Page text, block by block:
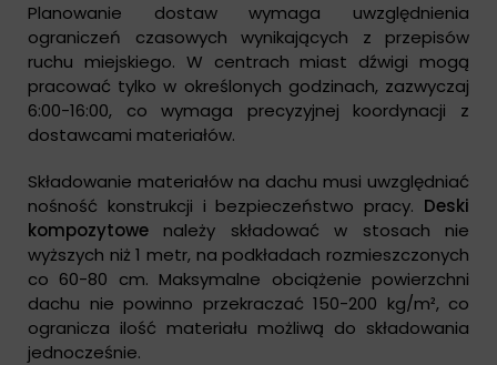
Planowanie dostaw wymaga uwzględnienia
ograniczeń czasowych wynikających z przepisów
ruchu miejskiego. W centrach miast dźwigi mogą
pracować tylko w określonych godzinach, zazwyczaj
6:00-16:00, co wymaga precyzyjnej koordynacji z
dostawcami materiałów.
Składowanie materiałów na dachu musi uwzględniać
nośność konstrukcji i bezpieczeństwo pracy. Deski
kompozytowe należy składować w stosach nie
wyższych niż 1 metr, na podkładach rozmieszczonych
co 60-80 cm. Maksymalne obciążenie powierzchni
dachu nie powinno przekraczać 150-200 kg/m², co
ogranicza ilość materiału możliwą do składowania
jednocześnie.